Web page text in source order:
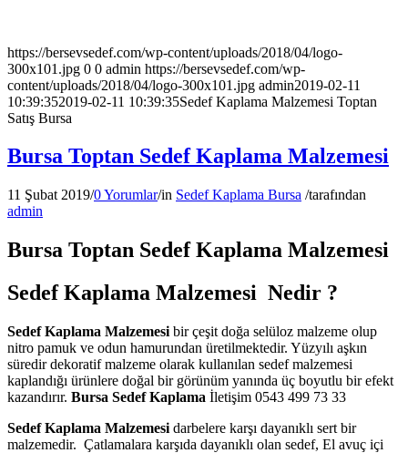
https://bersevsedef.com/wp-content/uploads/2018/04/logo-
300x101.jpg 0 0 admin https://bersevsedef.com/wp-
content/uploads/2018/04/logo-300x101.jpg admin2019-02-11
10:39:352019-02-11 10:39:35Sedef Kaplama Malzemesi Toptan
Satış Bursa
Bursa Toptan Sedef Kaplama Malzemesi
11 Şubat 2019/0 Yorumlar/in Sedef Kaplama Bursa /tarafından
admin
Bursa Toptan Sedef Kaplama Malzemesi
Sedef Kaplama Malzemesi Nedir ?
Sedef Kaplama Malzemesi bir çeşit doğa selüloz malzeme olup
nitro pamuk ve odun hamurundan üretilmektedir. Yüzyılı aşkın
süredir dekoratif malzeme olarak kullanılan sedef malzemesi
kaplandığı ürünlere doğal bir görünüm yanında üç boyutlu bir efekt
kazandırır. Bursa Sedef Kaplama İletişim 0543 499 73 33
Sedef Kaplama Malzemesi darbelere karşı dayanıklı sert bir
malzemedir. Çatlamalara karşıda dayanıklı olan sedef, El avuç içi